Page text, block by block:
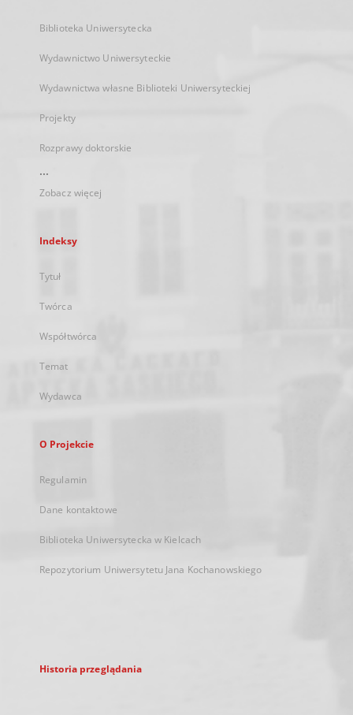
Biblioteka Uniwersytecka
Wydawnictwo Uniwersyteckie
Wydawnictwa własne Biblioteki Uniwersyteckiej
Projekty
Rozprawy doktorskie
...
Zobacz więcej
Indeksy
Tytuł
Twórca
Współtwórca
Temat
Wydawca
O Projekcie
Regulamin
Dane kontaktowe
Biblioteka Uniwersytecka w Kielcach
Repozytorium Uniwersytetu Jana Kochanowskiego
Historia przeglądania